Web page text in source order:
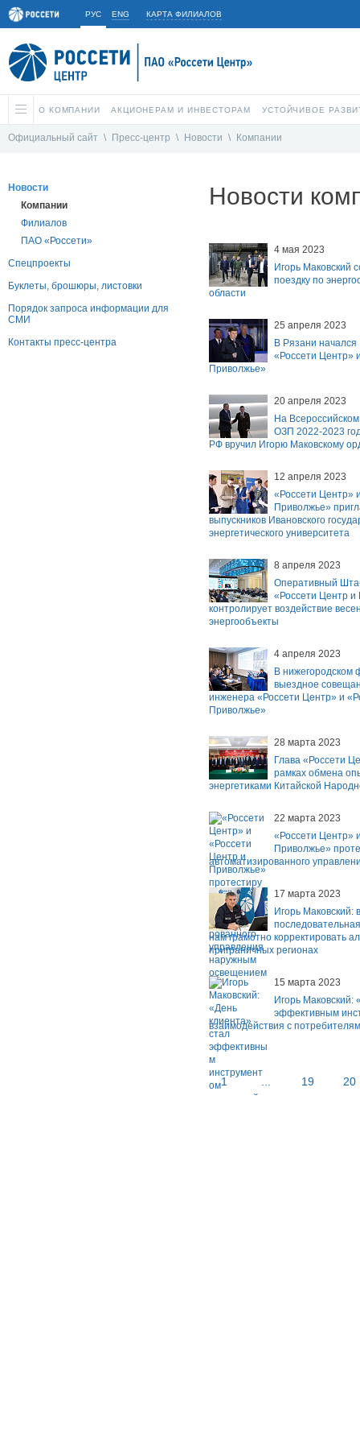
РУС ENG КАРТА ФИЛИАЛОВ
О КОМПАНИИ АКЦИОНЕРАМ И ИНВЕСТОРАМ УСТОЙЧИВОЕ
Официальный сайт \ Пресс-центр \ Новости \ Компании
Новости
Компании
Филиалов
ПАО «Россети»
Спецпроекты
Буклеты, брошюры, листовки
Порядок запроса информации для
СМИ
Контакты пресс-центра
Новости
4 мая 2023
Игорь Маковский
поездку по
области
25 апреля 2023
В Рязани начался
«Россети Центр»
Приволжье»
20 апреля 2023
На
ОЗП 2022-2023
РФ вручил Игорю Маковскому
12 апреля 2023
«Россети Центр»
Приволжье»
выпускников Ивановского
энергетического университета
8 апреля 2023
Оперативный
«Россети Центр
контролирует воздействие
энергообъекты
4 апреля 2023
В
выездное
инженера «Россети Центр» и
Приволжье»
28 марта 2023
Глава «Россети
рамках обмена
энергетиками Китайской
22 марта 2023
«Россети Центр»
Приволжье»
автоматизированного
17 марта 2023
Игорь Маковский:
нам грамотно корректировать
приграничных регионах
15 марта 2023
Игорь Маковский:
эффективным
взаимодействия с
1 ... 19 20